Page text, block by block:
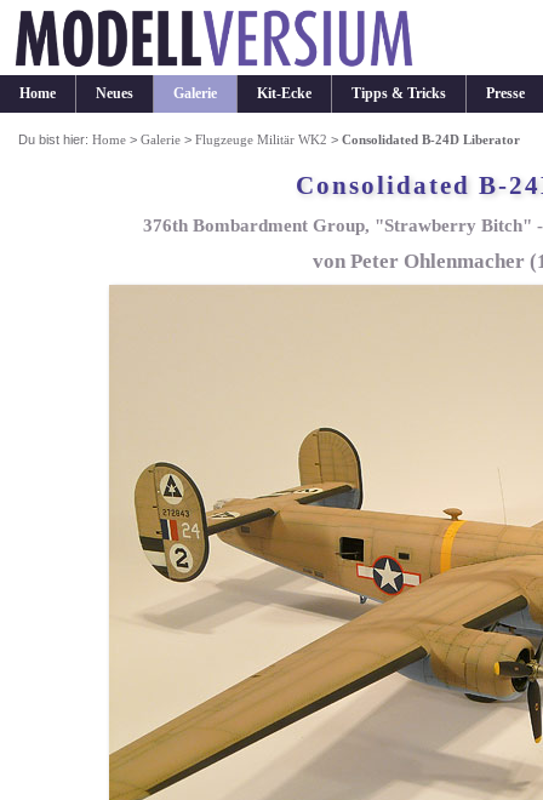
Home Neues Galerie Kit-Ecke Tipps & Tricks Presse
Du bist hier:Home >Galerie >Flugzeuge Militär WK2 >Consolidated B-24D Liberator
Consolidated B-
376th Bombardment Group, "Strawberry Bitch"
von Peter Ohlenmacher